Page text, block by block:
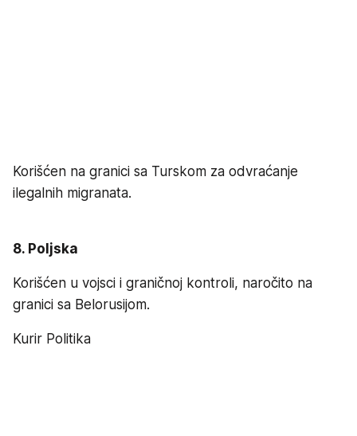
Korišćen na granici sa Turskom za odvraćanje
ilegalnih migranata.
8. Poljska
Korišćen u vojsci i graničnoj kontroli, naročito na
granici sa Belorusijom.
Kurir Politika